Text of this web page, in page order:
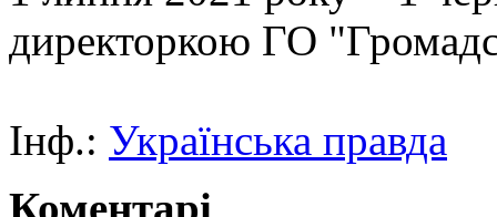
директоркою ГО
Інф.: Українська правда
Коментарі